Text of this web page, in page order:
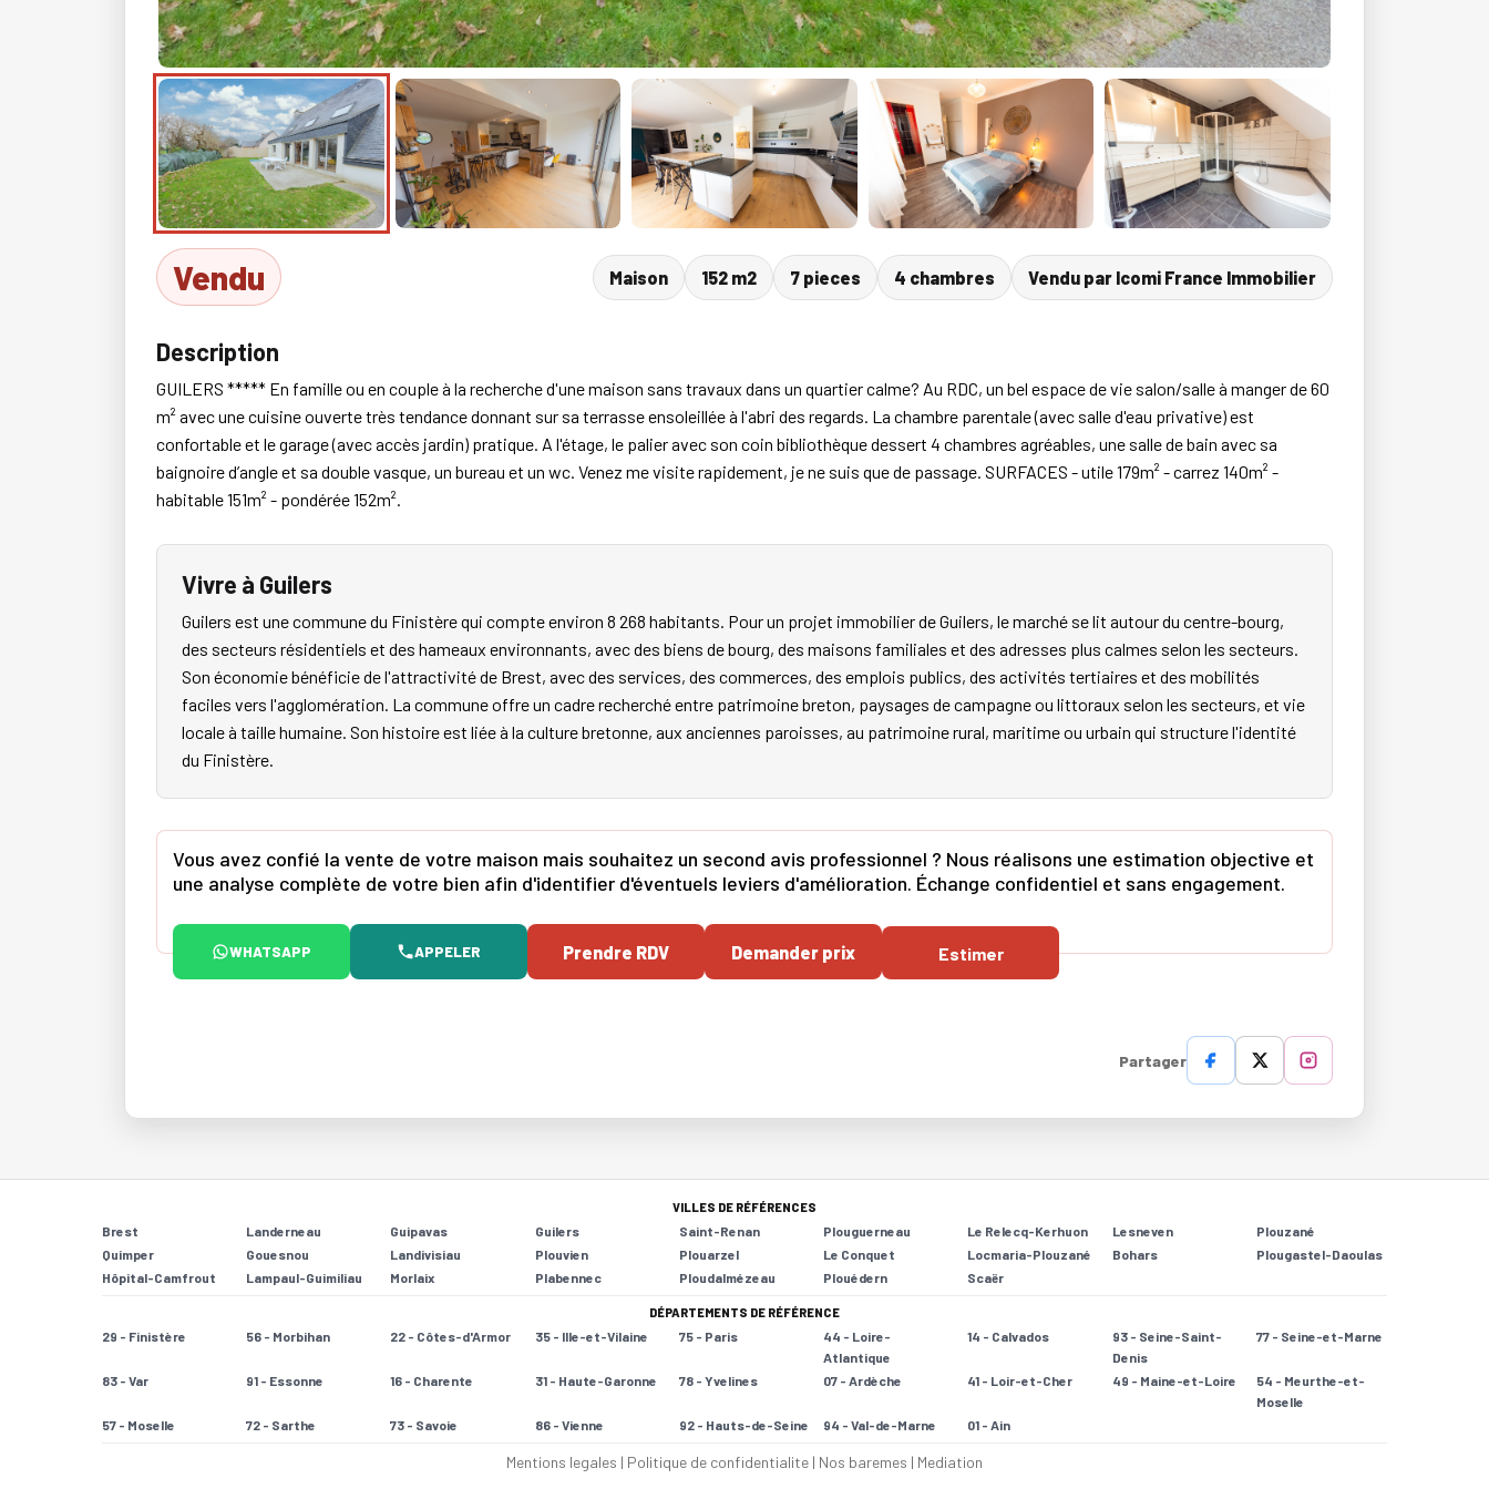
Vendu Maison 152 m2 7 pieces 4 chambres Vendu par Icomi France Immobilier
Description
GUILERS ***** En famille ou en couple à la recherche d'une maison sans travaux dans un quartier calme? Au RDC, un bel espace de vie salon/salle à manger de 60
m² avec une cuisine ouverte très tendance donnant sur sa terrasse ensoleillée à l'abri des regards. La chambre parentale (avec salle d'eau privative) est
confortable et le garage (avec accès jardin) pratique. A l'étage, le palier avec son coin bibliothèque dessert 4 chambres agréables, une salle de bain avec sa
baignoire d’angle et sa double vasque, un bureau et un wc. Venez me visite rapidement, je ne suis que de passage. SURFACES - utile 179m² - carrez 140m² -
habitable 151m² - pondérée 152m².
Vivre à Guilers
Guilers est une commune du Finistère qui compte environ 8 268 habitants. Pour un projet immobilier de Guilers, le marché se lit autour du centre-bourg,
des secteurs résidentiels et des hameaux environnants, avec des biens de bourg, des maisons familiales et des adresses plus calmes selon les secteurs.
Son économie bénéficie de l'attractivité de Brest, avec des services, des commerces, des emplois publics, des activités tertiaires et des mobilités
faciles vers l'agglomération. La commune offre un cadre recherché entre patrimoine breton, paysages de campagne ou littoraux selon les secteurs, et vie
locale à taille humaine. Son histoire est liée à la culture bretonne, aux anciennes paroisses, au patrimoine rural, maritime ou urbain qui structure l'identité
du Finistère.
Vous avez confié la vente de votre maison mais souhaitez un second avis professionnel ? Nous réalisons une estimation objective et
une analyse complète de votre bien afin d'identifier d'éventuels leviers d'amélioration. Échange confidentiel et sans engagement.
WHATSAPP APPELER Prendre RDV Demander prix Estimer
Partager
VILLES DE RÉFÉRENCES
Brest Landerneau Guipavas Guilers Saint-Renan Plouguerneau Le Relecq-Kerhuon Lesneven
Plouzané
Quimper
Gouesnou Landivisiau Plouvien Plouarzel Le Conquet Locmaria-Plouzané Bohars
Plougastel-Daoulas
Hôpital-Camfrout
Lampaul-Guimiliau Morlaix Plabennec Ploudalmézeau Plouédern Scaër
DÉPARTEMENTS DE RÉFÉRENCE
29 - Finistère 56 - Morbihan 22 - Côtes-d'Armor 35 - Ille-et-Vilaine 75 - Paris
44 - Loire-
Atlantique
14 - Calvados
93 - Seine-Saint-
Denis
77 - Seine-et-Marne
83 - Var 91 - Essonne 16 - Charente 31 - Haute-Garonne 78 - Yvelines 07 - Ardèche 41 - Loir-et-Cher 49 - Maine-et-Loire
54 - Meurthe-et-
Moselle
57 - Moselle
72 - Sarthe 73 - Savoie 86 - Vienne 92 - Hauts-de-Seine 94 - Val-de-Marne 01 - Ain
Mentions legales | Politique de confidentialite | Nos baremes | Mediation